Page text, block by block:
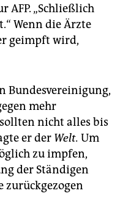
AFP. „Schließlich
Wenn die Ärzte
geimpft wird,
Bundesvereinigung,
mehr
nicht alles bis
er der Welt. Um
zu impfen,
der Ständigen